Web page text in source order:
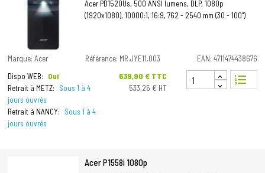
Acer PD1520Us, 500 ANSI lumens, DLP, 1080p
(1920x1080), 10000:1, 16:9, 762 - 2540 mm (30 - 100")
Marque: Acer Référence: MR.JYE11.003
EAN: 4711474438676
Dispo WEB:
Oui
Retrait à METZ:
Sous 1 à 4
jours ouvrés
Retrait à NANCY:
Sous 1 à 4
jours ouvrés
Prix
639,90 € TTC
533,25 € HT
format_list_numbered
Acer P1558i 1080p